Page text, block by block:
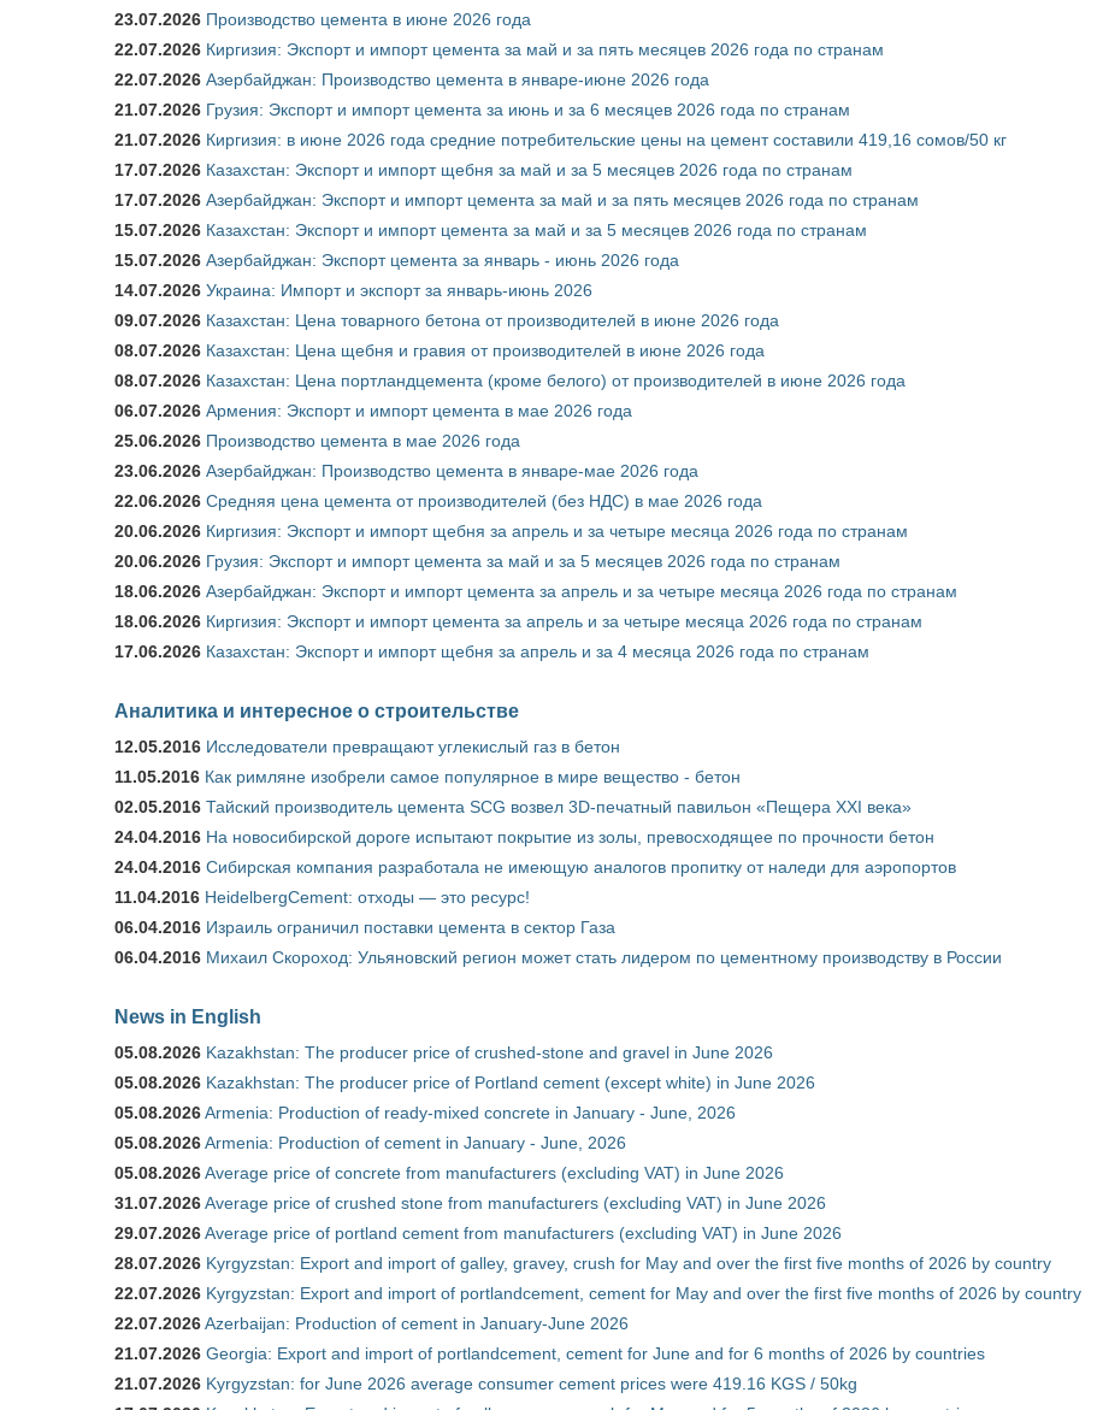
23.07.2026 Производство цемента в июне 2026 года
22.07.2026 Киргизия: Экспорт и импорт цемента за май и за пять месяцев 2026 года по странам
22.07.2026 Азербайджан: Производство цемента в январе-июне 2026 года
21.07.2026 Грузия: Экспорт и импорт цемента за июнь и за 6 месяцев 2026 года по странам
21.07.2026 Киргизия: в июне 2026 года средние потребительские цены на цемент составили 419,16 сомов/50 кг
17.07.2026 Казахстан: Экспорт и импорт щебня за май и за 5 месяцев 2026 года по странам
17.07.2026 Азербайджан: Экспорт и импорт цемента за май и за пять месяцев 2026 года по странам
15.07.2026 Казахстан: Экспорт и импорт цемента за май и за 5 месяцев 2026 года по странам
15.07.2026 Азербайджан: Экспорт цемента за январь - июнь 2026 года
14.07.2026 Украина: Импорт и экспорт за январь-июнь 2026
09.07.2026 Казахстан: Цена товарного бетона от производителей в июне 2026 года
08.07.2026 Казахстан: Цена щебня и гравия от производителей в июне 2026 года
08.07.2026 Казахстан: Цена портландцемента (кроме белого) от производителей в июне 2026 года
06.07.2026 Армения: Экспорт и импорт цемента в мае 2026 года
25.06.2026 Производство цемента в мае 2026 года
23.06.2026 Азербайджан: Производство цемента в январе-мае 2026 года
22.06.2026 Средняя цена цемента от производителей (без НДС) в мае 2026 года
20.06.2026 Киргизия: Экспорт и импорт щебня за апрель и за четыре месяца 2026 года по странам
20.06.2026 Грузия: Экспорт и импорт цемента за май и за 5 месяцев 2026 года по странам
18.06.2026 Азербайджан: Экспорт и импорт цемента за апрель и за четыре месяца 2026 года по странам
18.06.2026 Киргизия: Экспорт и импорт цемента за апрель и за четыре месяца 2026 года по странам
17.06.2026 Казахстан: Экспорт и импорт щебня за апрель и за 4 месяца 2026 года по странам
Аналитика и интересное о строительстве
12.05.2016 Исследователи превращают углекислый газ в бетон
11.05.2016 Как римляне изобрели самое популярное в мире вещество - бетон
02.05.2016 Тайский производитель цемента SCG возвел 3D-печатный павильон «Пещера XXI века»
24.04.2016 На новосибирской дороге испытают покрытие из золы, превосходящее по прочности бетон
24.04.2016 Сибирская компания разработала не имеющую аналогов пропитку от наледи для аэропортов
11.04.2016 HeidelbergCement: отходы — это ресурс!
06.04.2016 Израиль ограничил поставки цемента в сектор Газа
06.04.2016 Михаил Скороход: Ульяновский регион может стать лидером по цементному производству в России
News in English
05.08.2026 Kazakhstan: The producer price of crushed-stone and gravel in June 2026
05.08.2026 Kazakhstan: The producer price of Portland cement (except white) in June 2026
05.08.2026Armenia: Production of ready-mixed concrete in January - June, 2026
05.08.2026Armenia: Production of cement in January - June, 2026
05.08.2026Average price of concrete from manufacturers (excluding VAT) in June 2026
31.07.2026Average price of crushed stone from manufacturers (excluding VAT) in June 2026
29.07.2026Average price of portland cement from manufacturers (excluding VAT) in June 2026
28.07.2026 Kyrgyzstan: Export and import of galley, gravey, crush for May and over the first five months of 2026 by country
22.07.2026 Kyrgyzstan: Export and import of portlandcement, cement for May and over the first five months of 2026 by country
22.07.2026Azerbaijan: Production of cement in January-June 2026
21.07.2026 Georgia: Export and import of portlandcement, cement for June and for 6 months of 2026 by countries
21.07.2026 Kyrgyzstan: for June 2026 average consumer cement prices were 419.16 KGS / 50kg